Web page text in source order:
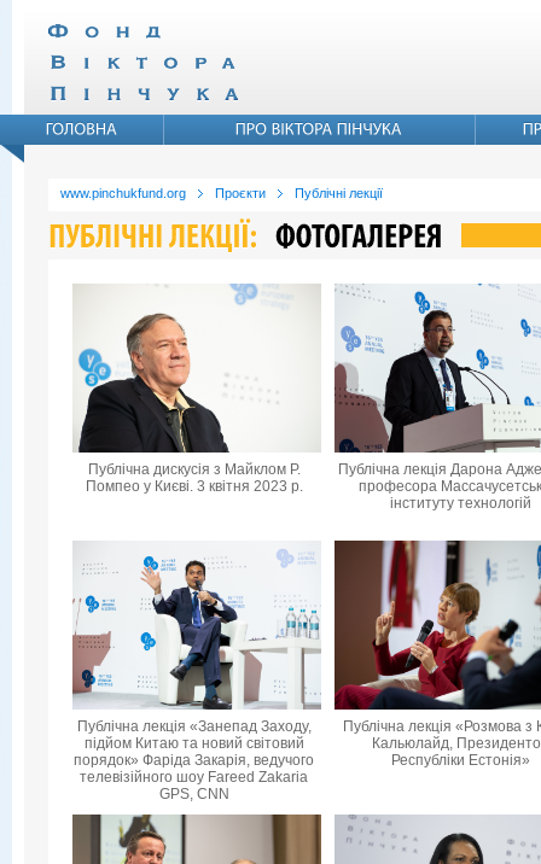
www.pinchukfund.org Проєкти Публічні лекції
Публічна дискусія з Майклом Р.
Помпео у Києві. 3 квітня 2023 р.
Публічна лекція Дарона
професора
інституту технологій
Публічна лекція «Занепад Заходу,
підйом Китаю та новий світовий
порядок» Фаріда Закарія, ведучого
телевізійного шоу Fareed Zakaria
GPS, CNN
Публічна лекція «Розмова з
Кальюлайд,
Республіки Естонія»